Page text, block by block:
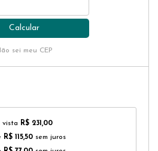
Calcular
sei meu CEP
vista R$ 231,00
R$ 115,50 sem juros